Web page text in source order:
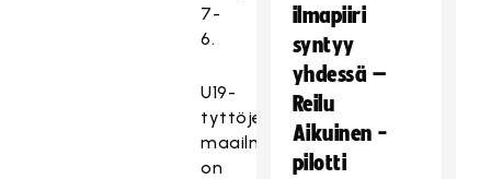
7-
6.
U19-
tyttöjen
maailmanmestaruudesta
on
ilmapiiri
syntyy
yhdessä –
Reilu
Aikuinen -
pilotti